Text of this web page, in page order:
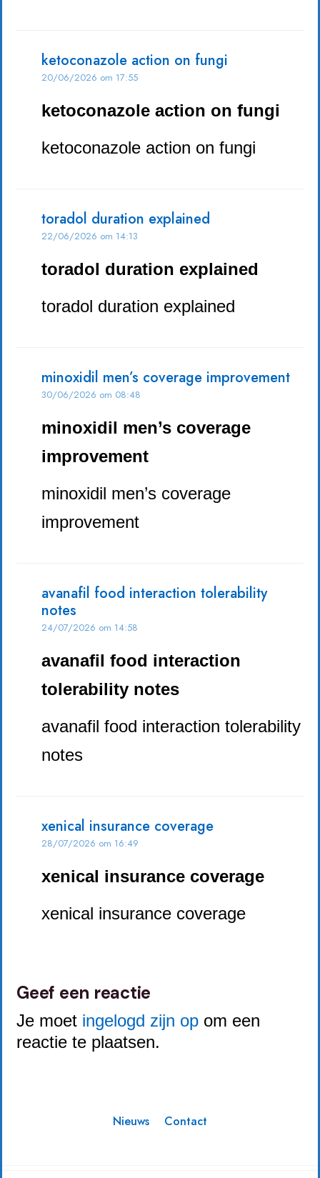
ketoconazole action on fungi
20/06/2026 om 17:55
ketoconazole action on fungi
ketoconazole action on fungi
toradol duration explained
22/06/2026 om 14:13
toradol duration explained
toradol duration explained
minoxidil men’s coverage improvement
30/06/2026 om 08:48
minoxidil men’s coverage
improvement
minoxidil men’s coverage
improvement
avanafil food interaction tolerability
notes
24/07/2026 om 14:58
avanafil food interaction
tolerability notes
avanafil food interaction tolerability
notes
xenical insurance coverage
28/07/2026 om 16:49
xenical insurance coverage
xenical insurance coverage
Geef een reactie
Je moet ingelogd zijn op om een
reactie te plaatsen.
Nieuws Contact